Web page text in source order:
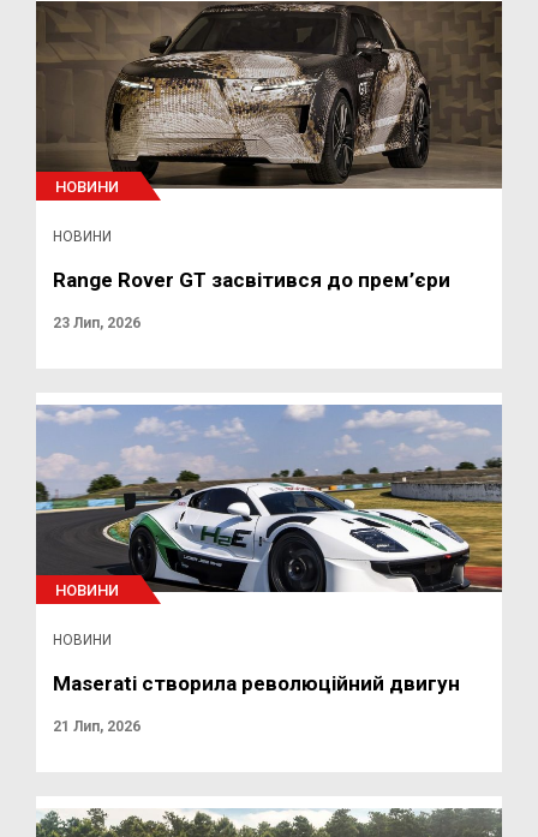
НОВИНИ
НОВИНИ
Range Rover GT засвітився до прем’єри
23 Лип, 2026
НОВИНИ
НОВИНИ
Maserati створила революційний двигун
21 Лип, 2026